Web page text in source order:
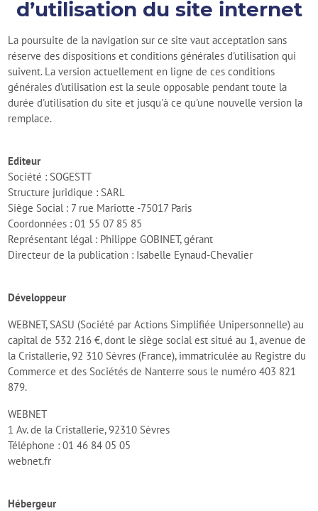
d’utilisation du site internet
La poursuite de la navigation sur ce site vaut acceptation sans
réserve des dispositions et conditions générales d'utilisation qui
suivent. La version actuellement en ligne de ces conditions
générales d'utilisation est la seule opposable pendant toute la
durée d'utilisation du site et jusqu'à ce qu'une nouvelle version la
remplace.
Editeur
Société : SOGESTT
Structure juridique : SARL
Siège Social : 7 rue Mariotte -75017 Paris
Coordonnées : 01 55 07 85 85
Représentant légal : Philippe GOBINET, gérant
Directeur de la publication : Isabelle Eynaud-Chevalier
Développeur
WEBNET, SASU (Société par Actions Simplifiée Unipersonnelle) au
capital de 532 216 €, dont le siège social est situé au 1, avenue de
la Cristallerie, 92 310 Sèvres (France), immatriculée au Registre du
Commerce et des Sociétés de Nanterre sous le numéro 403 821
879.
WEBNET
1 Av. de la Cristallerie, 92310 Sèvres
Téléphone : 01 46 84 05 05
webnet.fr
Hébergeur